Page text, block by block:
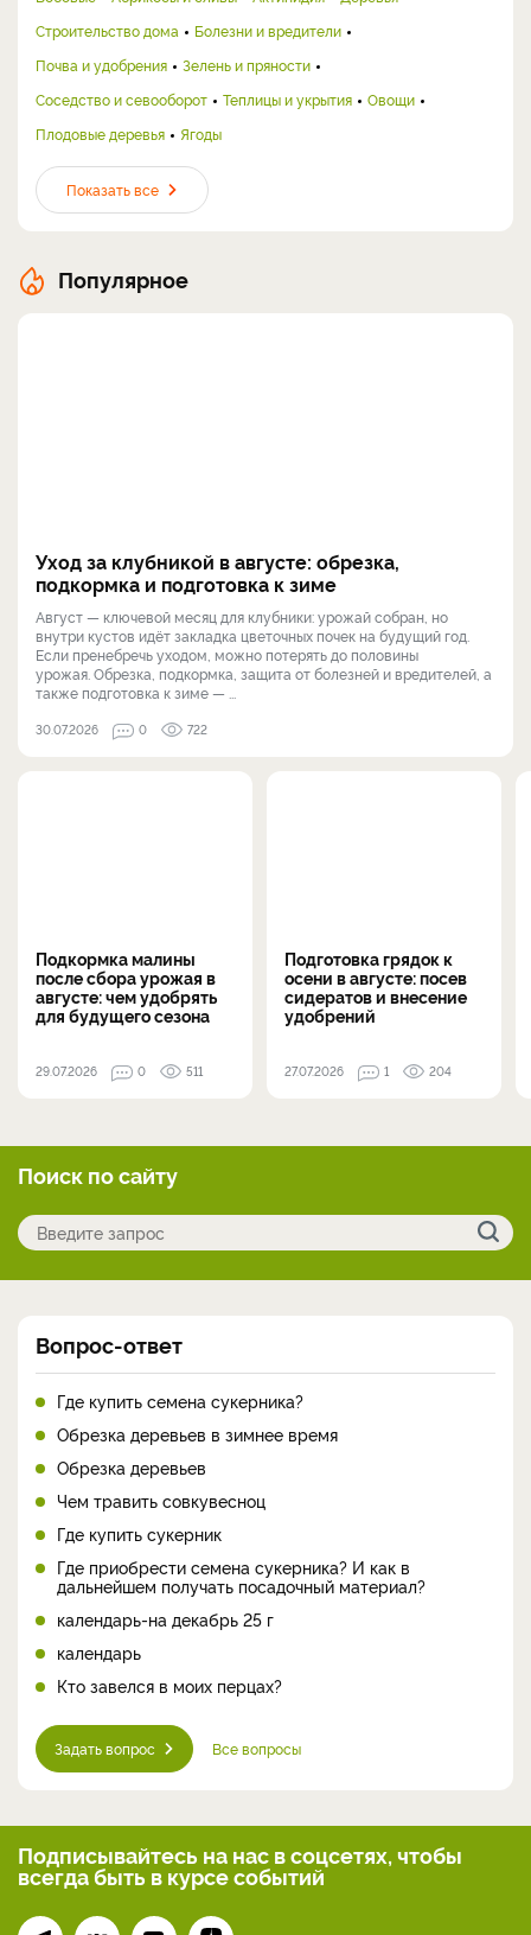
Строительство дома
Болезни и вредители
Почва и удобрения
Зелень и пряности
Соседство и севооборот
Теплицы и укрытия
Овощи
Плодовые деревья
Ягоды
Показать все
Популярное
Уход за клубникой в августе: обрезка,
подкормка и подготовка к зиме
Август — ключевой месяц для клубники: урожай собран, но
внутри кустов идёт закладка цветочных почек на будущий год.
Если пренебречь уходом, можно потерять до половины
урожая. Обрезка, подкормка, защита от болезней и вредителей, а
также подготовка к зиме — ...
30.07.2026 0 722
Подкормка малины
после сбора урожая в
августе: чем удобрять
для будущего сезона
29.07.2026 0 511
Подготовка грядок к
осени в августе: посев
сидератов и внесение
удобрений
27.07.2026 1 204
Поиск по сайту
Вопрос-ответ
Где купить семена сукерника?
Обрезка деревьев в зимнее время
Обрезка деревьев
Чем травить совкувесноц
Где купить сукерник
Где приобрести семена сукерника? И как в
дальнейшем получать посадочный материал?
календарь-на декабрь 25 г
календарь
Кто завелся в моих перцах?
Задать вопрос Все вопросы
Подписывайтесь на нас в соцсетях, чтобы
всегдабыть в курсе событий